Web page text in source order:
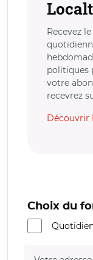
Recevez
politiques
votre
recevrez
Découvrir
Choix du